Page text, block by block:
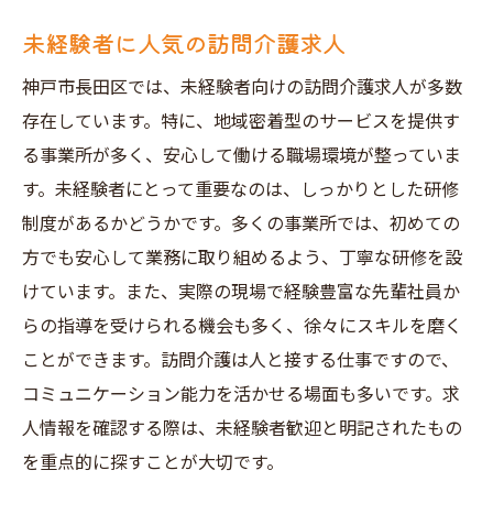
未経験者に人気の訪問介護求人
神戸市長田区では、未経験者向けの訪問介護求人が多数
存在しています。特に、地域密着型のサービスを提供す
る事業所が多く、安心して働ける職場環境が整っていま
す。未経験者にとって重要なのは、しっかりとした研修
制度があるかどうかです。多くの事業所では、初めての
方でも安心して業務に取り組めるよう、丁寧な研修を設
けています。また、実際の現場で経験豊富な先輩社員か
らの指導を受けられる機会も多く、徐々にスキルを磨く
ことができます。訪問介護は人と接する仕事ですので、
コミュニケーション能力を活かせる場面も多いです。求
人情報を確認する際は、未経験者歓迎と明記されたもの
を重点的に探すことが大切です。